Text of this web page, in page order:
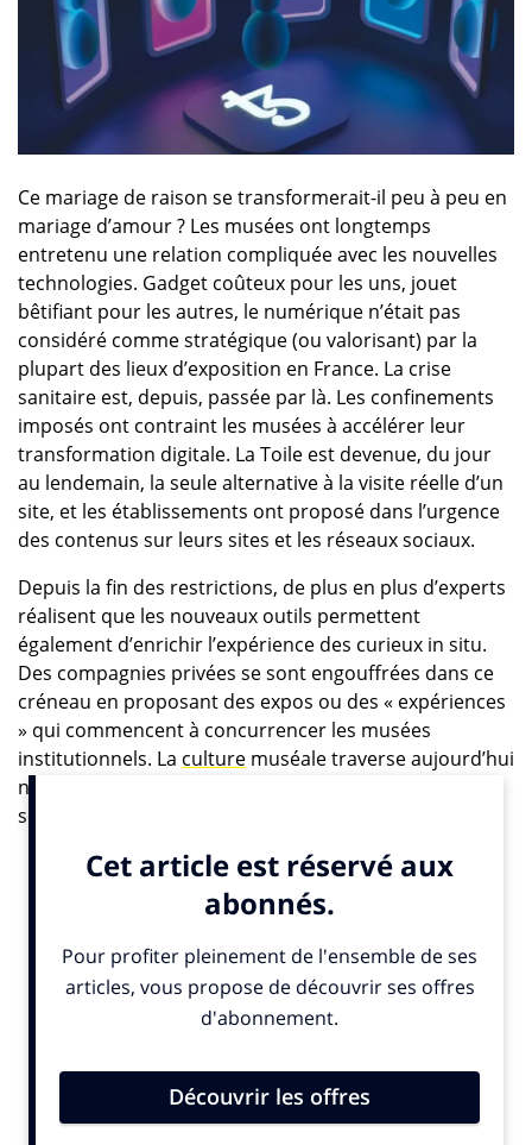
Ce mariage de raison se transformerait-il peu à peu en
mariage d’amour ? Les musées ont longtemps
entretenu une relation compliquée avec les nouvelles
technologies. Gadget coûteux pour les uns, jouet
bêtifiant pour les autres, le numérique n’était pas
considéré comme stratégique (ou valorisant) par la
plupart des lieux d’exposition en France. La crise
sanitaire est, depuis, passée par là. Les confinements
imposés ont contraint les musées à accélérer leur
transformation digitale. La Toile est devenue, du jour
au lendemain, la seule alternative à la visite réelle d’un
site, et les établissements ont proposé dans l’urgence
des contenus sur leurs sites et les réseaux sociaux.
Depuis la fin des restrictions, de plus en plus d’experts
réalisent que les nouveaux outils permettent
également d’enrichir l’expérience des curieux in situ.
Des compagnies privées se sont engouffrées dans ce
créneau en proposant des expos ou des « expériences
» qui commencent à concurrencer les musées
institutionnels. La culturemuséale traverse aujourd’hui
non seulement l’écran, mais une période charnière de
son histoire. Soit dit en passant, le meilleur et le pire
pas d’hier. «Tout a débuté dans les années 1970 lorsque
les musées ont commencé à numériser leurs collections,
rappelle Antoine Rolland, le fondateur de Correspondances
L’informatisation a beaucoup aidé les établissements à
inventorier leurs œuvres – comme la loi les y oblige depuis
1792, l’abbé Grégoire ayant imposé la mesure pour lutter